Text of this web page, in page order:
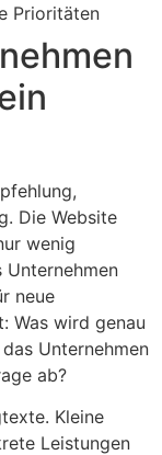
Prioritäten
Die Website
wenig
neue
Was wird genau
Unternehmen
ab?
Kleine
Leistungen